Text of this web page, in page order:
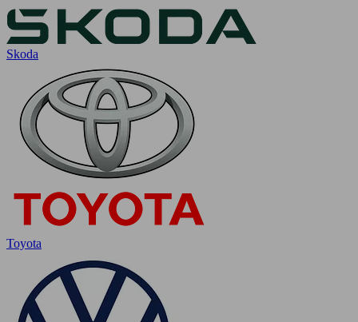
Skoda
Toyota